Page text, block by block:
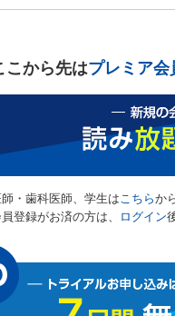
こから先はプレミア会
・歯科医師、学生は こちらか
登録がお済の方は、
ログイン